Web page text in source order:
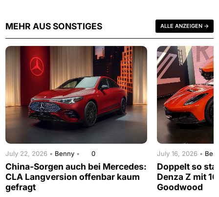
MEHR AUS SONSTIGES ALLE ANZEIGEN →
July 22, 2026 • Benny • 0
China-Sorgen auch bei Mercedes:
CLA Langversion offenbar kaum
gefragt
July 16, 2026 •
Doppelt so
Denza Z mit
Goodwood